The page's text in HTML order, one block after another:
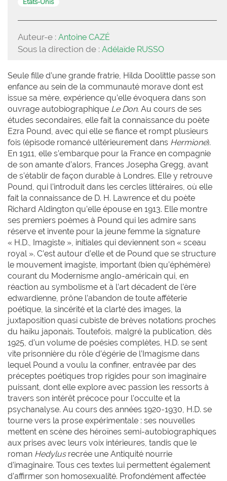
Etats-Unis
Auteur-e : Antoine CAZÉ
Sous la direction de : Adélaïde RUSSO
Seule fille d’une grande fratrie, Hilda Doolittle passe son
enfance au sein de la communauté morave dont est
issue sa mère, expérience qu’elle évoquera dans son
ouvrage autobiographique Le Don. Au cours de ses
études secondaires, elle fait la connaissance du poète
Ezra Pound, avec qui elle se fiance et rompt plusieurs
fois (épisode romancé ultérieurement dans Hermione).
En 1911, elle s’embarque pour la France en compagnie
de son amante d’alors, Frances Josepha Gregg, avant
de s’établir de façon durable à Londres. Elle y retrouve
Pound, qui l’introduit dans les cercles littéraires, où elle
fait la connaissance de D. H. Lawrence et du poète
Richard Aldington qu’elle épouse en 1913. Elle montre
ses premiers poèmes à Pound qui les admire sans
réserve et invente pour la jeune femme la signature
« H.D., Imagiste », initiales qui deviennent son « sceau
royal ». C’est autour d’elle et de Pound que se structure
le mouvement imagiste, important (bien qu’éphémère)
courant du Modernisme anglo-américain qui, en
réaction au symbolisme et à l’art décadent de l’ère
edwardienne, prône l’abandon de toute afféterie
poétique, la sincérité et la clarté des images, la
juxtaposition quasi cubiste de brèves notations proches
du haïku japonais. Toutefois, malgré la publication, dès
1925, d’un volume de poésies complètes, H.D. se sent
vite prisonnière du rôle d’égérie de l’Imagisme dans
lequel Pound a voulu la confiner, entravée par des
préceptes poétiques trop rigides pour son imaginaire
puissant, dont elle explore avec passion les ressorts à
travers son intérêt précoce pour l’occulte et la
psychanalyse. Au cours des années 1920-1930, H.D. se
tourne vers la prose expérimentale : ses nouvelles
mettent en scène des héroïnes semi-autobiographiques
aux prises avec leurs voix intérieures, tandis que le
roman Hedylusrecrée une Antiquité nourrie
d’imaginaire. Tous ces textes lui permettent également
d’affirmer son homosexualité. Profondément affectée